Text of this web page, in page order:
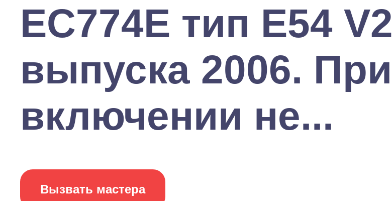
EC774E тип E54
выпуска 2006. При
включении не...
Вызвать мастера